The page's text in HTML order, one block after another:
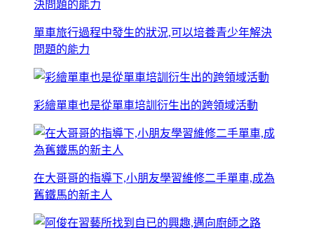
單車旅行過程中發生的狀況,可以培養青少年解決
問題的能力
彩繪單車也是從單車培訓衍生出的跨領域活動
在大哥哥的指導下,小朋友學習維修二手單車,成為
舊鐵馬的新主人